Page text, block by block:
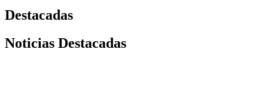
Destacadas
Noticias Destacadas